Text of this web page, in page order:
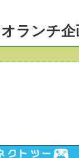
ランチ企